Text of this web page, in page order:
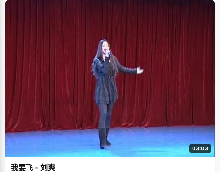
03:03
我要飞 - 刘爽